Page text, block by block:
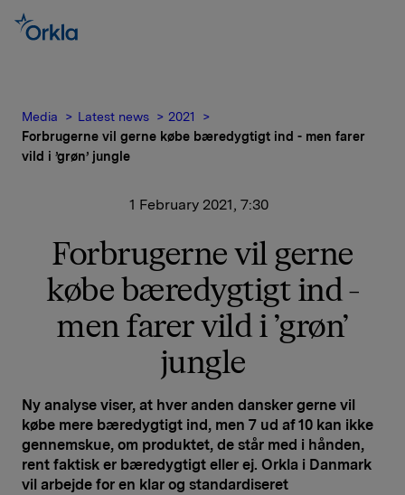
Media Latest news
2021
Forbrugerne vil gerne købe bæredygtigt ind - men farer
vild i ’grøn’ jungle
1 February 2021, 7:30
Forbrugerne vil gerne
købe bæredygtigt ind -
men farer vild i ’grøn’
jungle
Ny analyse viser, at hver anden dansker gerne vil
købe mere bæredygtigt ind, men 7 ud af 10 kan ikke
gennemskue, om produktet, de står med i hånden,
rent faktisk er bæredygtigt eller ej. Orkla i Danmark
vil arbejde for en klar og standardiseret